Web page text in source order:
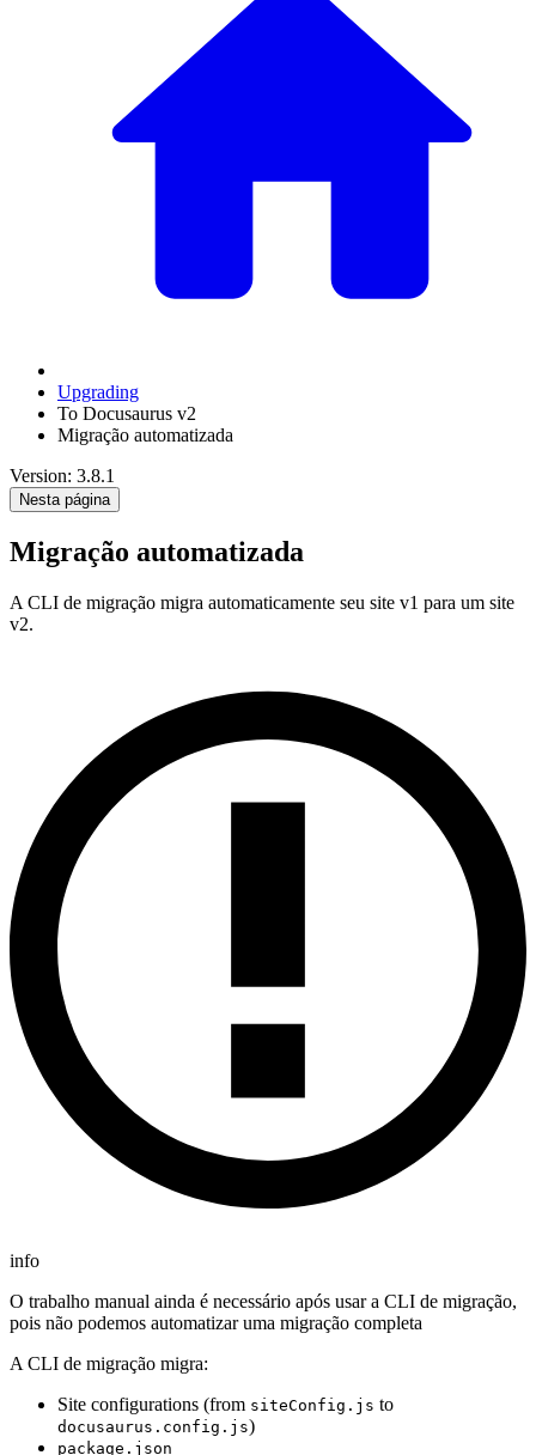
Upgrading
To Docusaurus v2
Migração automatizada
Version: 3.8.1
Nesta página
Migração automatizada
A CLI de migração migra automaticamente seu site v1 para um site
v2.
info
O trabalho manual ainda é necessário após usar a CLI de migração,
pois não podemos automatizar uma migração completa
A CLI de migração migra:
Site configurations (from siteConfig.js to
docusaurus.config.js)
package.json